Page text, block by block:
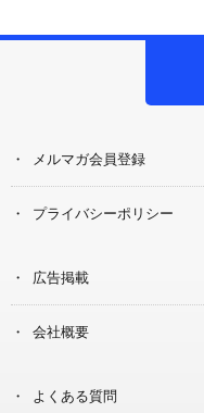
メルマガ会員登録
プライバシーポリシー
広告掲載
会社概要
よくある質問